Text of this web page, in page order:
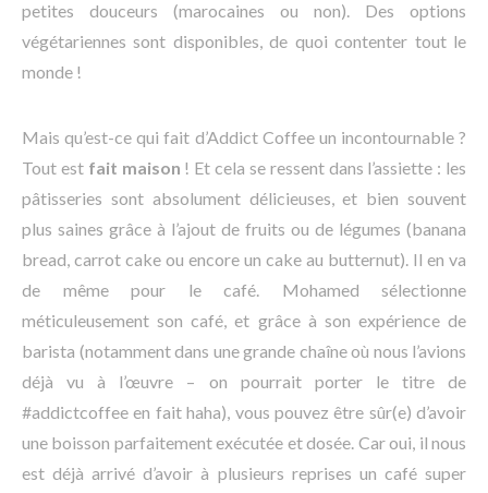
petites douceurs (marocaines ou non). Des options
végétariennes sont disponibles, de quoi contenter tout le
monde !
Mais qu’est-ce qui fait d’Addict Coffee un incontournable ?
Tout est fait maison ! Et cela se ressent dans l’assiette : les
pâtisseries sont absolument délicieuses, et bien souvent
plus saines grâce à l’ajout de fruits ou de légumes (banana
bread, carrot cake ou encore un cake au butternut). Il en va
de même pour le café. Mohamed sélectionne
méticuleusement son café, et grâce à son expérience de
barista (notamment dans une grande chaîne où nous l’avions
déjà vu à l’œuvre – on pourrait porter le titre de
#addictcoffee en fait haha), vous pouvez être sûr(e) d’avoir
une boisson parfaitement exécutée et dosée. Car oui, il nous
est déjà arrivé d’avoir à plusieurs reprises un café super